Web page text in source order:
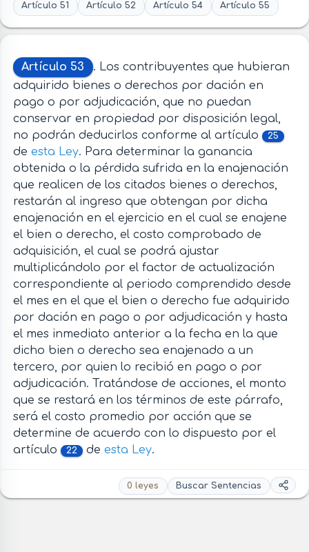
Artículo 51 Artículo 52 Artículo 54 Artículo 55
Artículo 53
. Los contribuyentes que hubieran
adquirido bienes o derechos por dación en
pago o por adjudicación, que no puedan
conservar en propiedad por disposición legal,
no podrán deducirlos conforme al artículo
25
de esta Ley. Para determinar la ganancia
obtenida o la pérdida sufrida en la enajenación
que realicen de los citados bienes o derechos,
restarán al ingreso que obtengan por dicha
enajenación en el ejercicio en el cual se enajene
el bien o derecho, el costo comprobado de
adquisición, el cual se podrá ajustar
multiplicándolo por el factor de actualización
correspondiente al periodo comprendido desde
el mes en el que el bien o derecho fue adquirido
por dación en pago o por adjudicación y hasta
el mes inmediato anterior a la fecha en la que
dicho bien o derecho sea enajenado a un
tercero, por quien lo recibió en pago o por
adjudicación. Tratándose de acciones, el monto
que se restará en los términos de este párrafo,
será el costo promedio por acción que se
determine de acuerdo con lo dispuesto por el
artículo
22 de esta Ley.
0 leyes Buscar Sentencias